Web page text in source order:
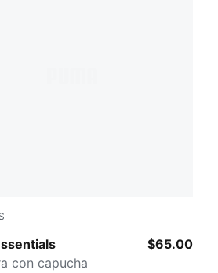
con capucha
$65.00